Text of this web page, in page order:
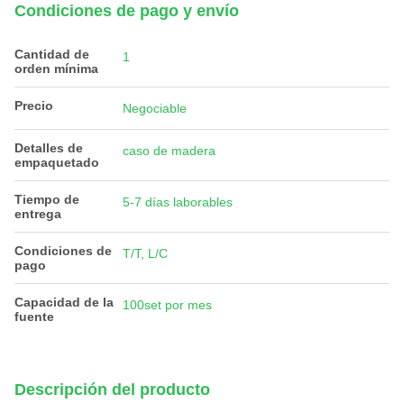
Condiciones de pago y envío
Cantidad de
orden mínima
1
Precio Negociable
Detalles de
empaquetado
caso de madera
Tiempo de
entrega
5-7 días laborables
Condiciones de
pago
T/T, L/C
Capacidad de la
fuente
100set por mes
Descripción del producto